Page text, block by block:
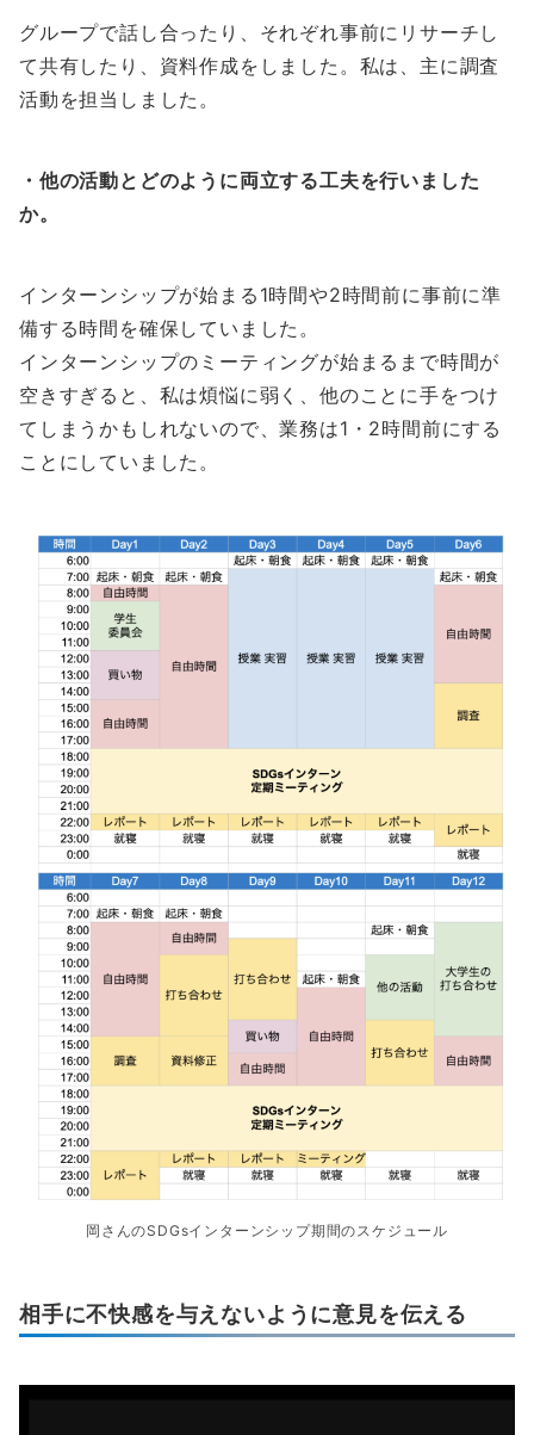
グループで話し合ったり、それぞれ事前にリサーチし
て共有したり、資料作成をしました。私は、主に調査
活動を担当しました。
・他の活動とどのように両立する工夫を行いました
か。
インターンシップが始まる1時間や2時間前に事前に準
備する時間を確保していました。
インターンシップのミーティングが始まるまで時間が
空きすぎると、私は煩悩に弱く、他のことに手をつけ
てしまうかもしれないので、業務は1・2時間前にする
ことにしていました。
岡さんのSDGsインターンシップ期間のスケジュール
相手に不快感を与えないように意見を伝える